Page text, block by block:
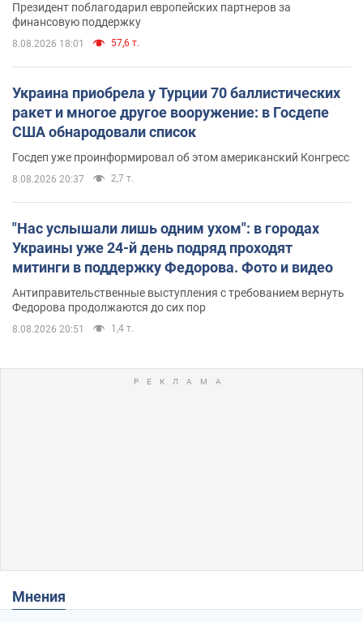
Президент поблагодарил европейских партнеров за
финансовую поддержку
8.08.2026 18:01 57,6 т.
Украина приобрела у Турции 70 баллистических
ракет и многое другое вооружение: в Госдепе
США обнародовали список
Госдеп уже проинформировал об этом американский Конгресс
8.08.2026 20:37 2,7 т.
"Нас услышали лишь одним ухом": в городах
Украины уже 24-й день подряд проходят
митинги в поддержку Федорова. Фото и видео
Антиправительственные выступления с требованием вернуть
Федорова продолжаются до сих пор
8.08.2026 20:51 1,4 т.
Мнения